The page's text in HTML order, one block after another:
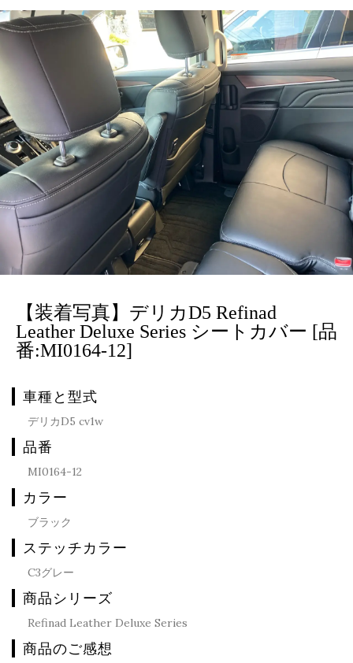
【装着写真】デリカD5 Refinad
Leather Deluxe Series シートカバー [品
番:MI0164-12]
車種と型式
デリカD5 cv1w
品番
MI0164-12
カラー
ブラック
ステッチカラー
C3グレー
商品シリーズ
Refinad Leather Deluxe Series
商品のご感想